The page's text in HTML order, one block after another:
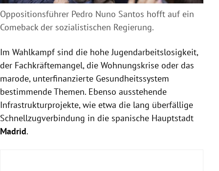
Oppositionsführer Pedro Nuno Santos hofft auf ein
Comeback der sozialistischen Regierung.
Im Wahlkampf sind die hohe Jugendarbeitslosigkeit,
der Fachkräftemangel, die Wohnungskrise oder das
marode, unterfinanzierte Gesundheitssystem
bestimmende Themen. Ebenso ausstehende
Infrastrukturprojekte, wie etwa die lang überfällige
Schnellzugverbindung in die spanische Hauptstadt
Madrid.